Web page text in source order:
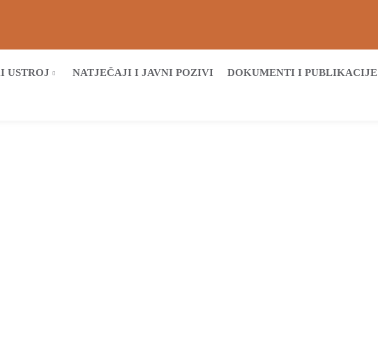
USTROJ NATJEČAJI I JAVNI POZIVI DOKUMENTI I PUBLIKACIJE